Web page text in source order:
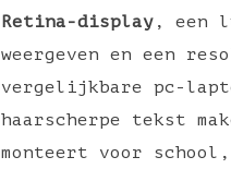
Retina-display , een
weergeven en een
vergelijkbare pc-
haarscherpe tekst
monteert voor